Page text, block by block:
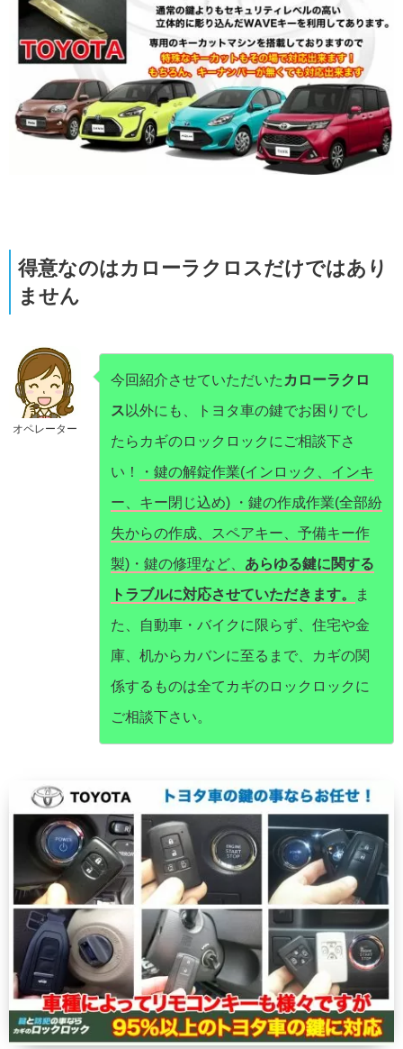
得意なのはカローラクロスだけではあり
ません
オペレーター
今回紹介させていただいた カローラクロ
ス 以外にも、トヨタ車の鍵でお困りでし
たらカギのロックロックにご相談下さ
い！
・鍵の解錠作業(インロック、インキ
ー、キー閉じ込め) ・鍵の作成作業(全部紛
失からの作成、スペアキー、予備キー作
製)・鍵の修理など、 あらゆる鍵に関する
トラブルに対応させていただきます。
ま
た、自動車・バイクに限らず、住宅や金
庫、机からカバンに至るまで、カギの関
係するものは全てカギのロックロックに
ご相談下さい。